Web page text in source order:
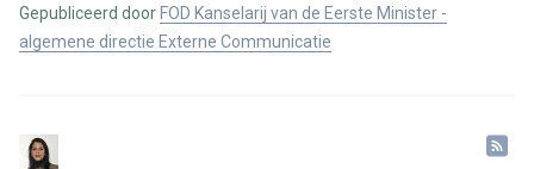
Gepubliceerd door FOD Kanselarij van de Eerste Minister -
algemene directie Externe Communicatie